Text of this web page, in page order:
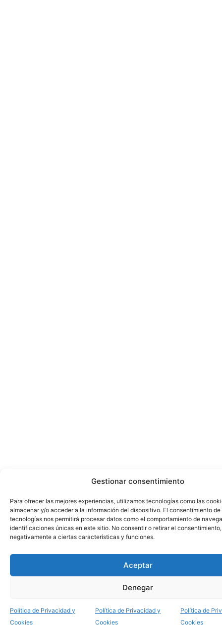
Gestionar consentimiento
Para ofrecer las mejores experiencias, utilizamos tecnologías como las
almacenar y/o acceder a la información del dispositivo. El consentimiento de
tecnologías nos permitirá procesar datos como el comportamiento de
identificaciones únicas en este sitio. No consentir o retirar el
negativamente a ciertas características y funciones.
Aceptar
Denegar
Política de Privacidad y
Cookies
Política de Privacidad y
Cookies
Política de
Cookies